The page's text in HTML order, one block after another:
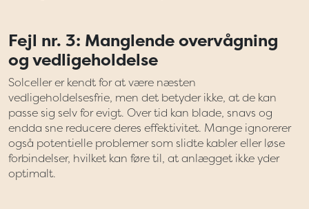
Fejl nr. 3: Manglende overvågning
og vedligeholdelse
Solceller er kendt for at være næsten
vedligeholdelsesfrie, men det betyder ikke, at de kan
passe sig selv for evigt. Over tid kan blade, snavs og
endda sne reducere deres effektivitet. Mange ignorerer
også potentielle problemer som slidte kabler eller løse
forbindelser, hvilket kan føre til, at anlægget ikke yder
optimalt.